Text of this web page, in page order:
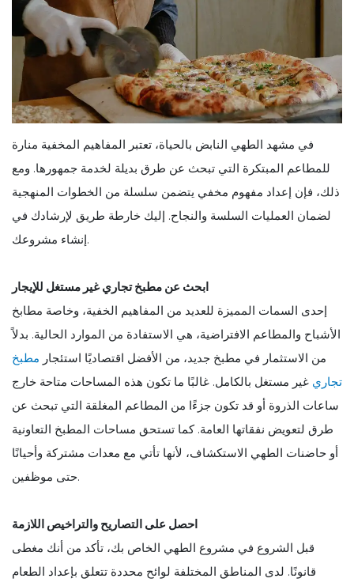
في مشهد الطهي النابض بالحياة، تعتبر المفاهيم المخفية منارة
للمطاعم المبتكرة التي تبحث عن طرق بديلة لخدمة جمهورها. ومع
ذلك، فإن إعداد مفهوم مخفي يتضمن سلسلة من الخطوات المنهجية
لضمان العمليات السلسة والنجاح. إليك خارطة طريق لإرشادك في
إنشاء مشروعك.
ابحث عن مطبخ تجاري غير مستغل للإيجار
إحدى السمات المميزة للعديد من المفاهيم الخفية، وخاصة مطابخ
الأشباح والمطاعم الافتراضية، هي الاستفادة من الموارد الحالية. بدلاً
من الاستثمار في مطبخ جديد، من الأفضل اقتصاديًا استئجار مطبخ
تجاري غير مستغل بالكامل. غالبًا ما تكون هذه المساحات متاحة خارج
ساعات الذروة أو قد تكون جزءًا من المطاعم المغلقة التي تبحث عن
طرق لتعويض نفقاتها العامة. كما تستحق مساحات المطبخ التعاونية
أو حاضنات الطهي الاستكشاف، لأنها تأتي مع معدات مشتركة وأحيانًا
حتى موظفين.
احصل على التصاريح والتراخيص اللازمة
قبل الشروع في مشروع الطهي الخاص بك، تأكد من أنك مغطى
قانونًا. لدى المناطق المختلفة لوائح محددة تتعلق بإعداد الطعام